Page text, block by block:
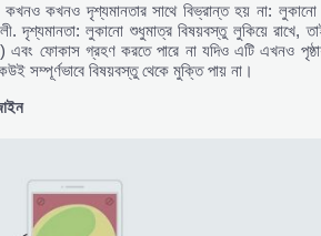
কখনও দৃশ্যমানতার সাথে বিভ্রান্ত হয় না:
দৃশ্যমানতা: লুকানো শুধুমাত্র বিষয়বস্তু লুকিয়ে রাখে,
ফোকাস গ্রহণ করতে পারে না যদিও এটি এখনও
সম্পূর্ণভাবে বিষয়বস্তু থেকে মুক্তি পায় না।